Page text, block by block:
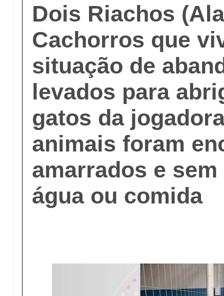
Dois Riachos
Cachorros que
situação de
levados para
gatos da
animais foram
amarrados e
água ou comida